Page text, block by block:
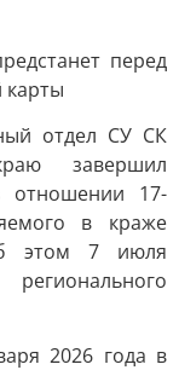
перед
карты
отдел СУ СК
завершил
отношении 17-
в краже
этом 7 июля
2026 года в